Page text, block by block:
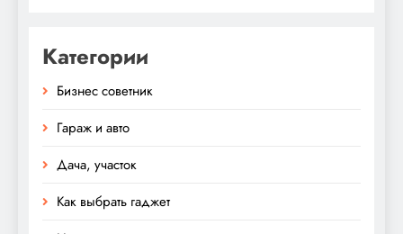
Категории
Бизнес советник
Гараж и авто
Дача, участок
Как выбрать гаджет